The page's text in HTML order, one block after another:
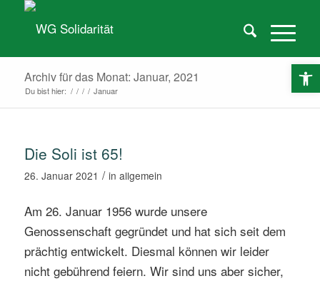
Archiv für das Monat: Januar, 2021
Du bist hier: / / / / Januar
Die Soli ist 65!
26. Januar 2021 / in allgemein
Am 26. Januar 1956 wurde unsere
Genossenschaft gegründet und hat sich seit dem
prächtig entwickelt. Diesmal können wir leider
nicht gebührend feiern. Wir sind uns aber sicher,